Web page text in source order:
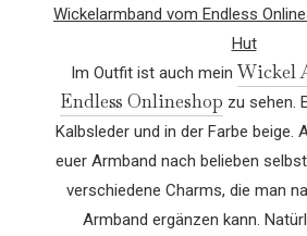
Wickelarmband vom Endless
Hut
Im Outfit ist auch mein Wickel
Endless Onlineshop zu sehen.
Kalbsleder und in der Farbe beige.
euer Armband nach belieben
verschiedene Charms, die man
Armband ergänzen kann.